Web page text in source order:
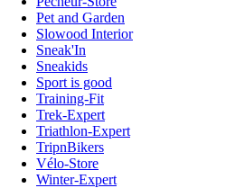
Pet and Garden
Slowood Interior
Sneak'In
Sneakids
Sport is good
Training-Fit
Trek-Expert
Triathlon-Expert
TripnBikers
Vélo-Store
Winter-Expert